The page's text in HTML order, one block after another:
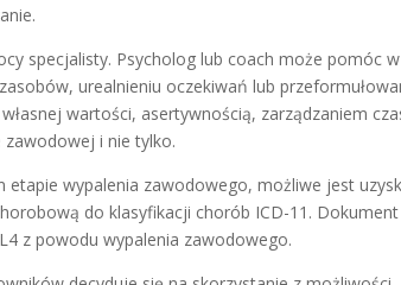
specjalisty. Psycholog lub coach może pomóc w
urealnieniu oczekiwań lub
wartości, asertywnością, zarządzaniem
i nie tylko.
wypalenia zawodowego, możliwe jest
do klasyfikacji chorób ICD-11.
z powodu wypalenia zawodowego.